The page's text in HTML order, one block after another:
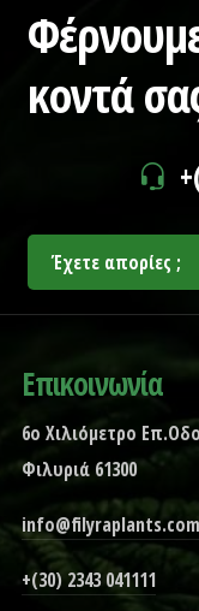
κοντά
Έχετε απορίες ;
Επικοινωνία
6ο Χιλιόμετρο
Φιλυριά 61300
info@filyraplants.com
+(30) 2343 041111